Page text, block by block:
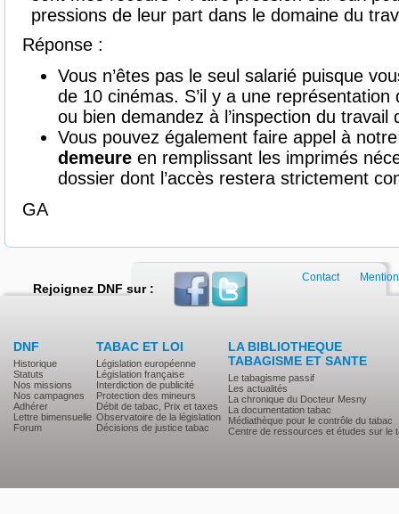
pressions de leur part dans le domaine du
Réponse :
Vous n’êtes pas le seul salarié puisque
de 10 cinémas. S’il y a une
ou bien demandez à l’inspection du travail
Vous pouvez également faire appel à
demeure en remplissant les imprimés
dossier dont l’accès restera strictement
GA
Rejoignez DNF sur :
DNF
Historique
Statuts
Nos missions
Nos campagnes
Adhérer
Lettre bimensuelle
Forum
TABAC ET LOI
Législation européenne
Législation française
Interdiction de publicité
Protection des mineurs
Débit de tabac, Prix et taxes
Observatoire de la législation
Décisions de justice tabac
LA BIBLIOTHEQUE
TABAGISME ET SANTE
Le tabagisme passif
Les actualités
La chronique du Docteur Mesny
La documentation tabac
Médiathèque pour le contrôle du tabac
Centre de ressources et études sur le
Contact